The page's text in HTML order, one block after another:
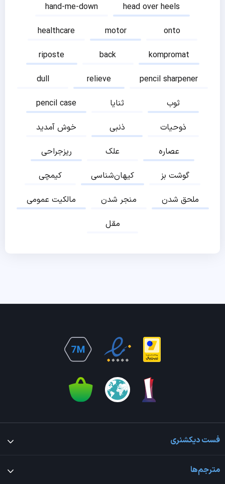
hand-me-down
head over heels
healthcare
motor
onto
riposte
back
kompromat
dull
relieve
pencil sharpener
pencil case
ثنایا
ثوب
خوش آمدید
ذنبی
ذوحیات
ریزجراحی
علک
عصاره
کیمچی
کیهان‌شناسی
گوشت بز
مالکیت عمومی
منجر شدن
ملحق شدن
مقل
فست دیکشنری
مترجم‌ها